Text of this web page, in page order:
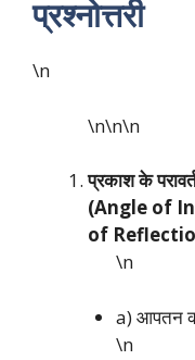
प्रश्नोत्तरी
\n
\n\n\n
प्रकाश के
(Angle of
of
\n
a) आपतन
\n